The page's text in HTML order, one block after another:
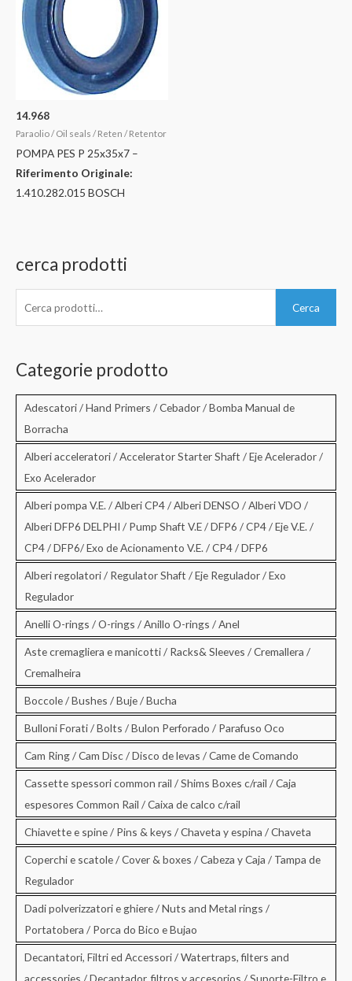
14.968
Paraolio / Oil seals / Reten / Retentor
POMPA PES P 25x35x7 –
Riferimento Originale:
1.410.282.015 BOSCH
cerca prodotti
c
Cerca
Categorie prodotto
Adescatori / Hand Primers / Cebador / Bomba Manual de
Borracha
Alberi acceleratori / Accelerator Starter Shaft / Eje Acelerador /
Exo Acelerador
Alberi pompa V.E. / Alberi CP4 / Alberi DENSO / Alberi VDO /
Alberi DFP6 DELPHI / Pump Shaft V.E / DFP6 / CP4 / Eje V.E. /
CP4 / DFP6/ Exo de Acionamento V.E. / CP4 / DFP6
Alberi regolatori / Regulator Shaft / Eje Regulador / Exo
Regulador
Anelli O-rings / O-rings / Anillo O-rings / Anel
Aste cremagliera e manicotti / Racks& Sleeves / Cremallera /
Cremalheira
Boccole / Bushes / Buje / Bucha
Bulloni Forati / Bolts / Bulon Perforado / Parafuso Oco
Cam Ring / Cam Disc / Disco de levas / Came de Comando
Cassette spessori common rail / Shims Boxes c/rail / Caja
espesores Common Rail / Caixa de calco c/rail
Chiavette e spine / Pins & keys / Chaveta y espina / Chaveta
Coperchi e scatole / Cover & boxes / Cabeza y Caja / Tampa de
Regulador
Dadi polverizzatori e ghiere / Nuts and Metal rings /
Portatobera / Porca do Bico e Bujao
Decantatori, Filtri ed Accessori / Watertraps, filters and